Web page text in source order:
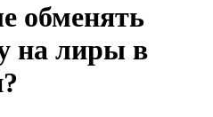
обменять
на лиры в